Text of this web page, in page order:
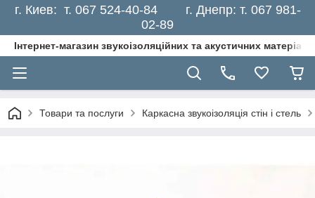
г. Киев: т. 067 524-40-84 г. Днепр: т. 067 981-
02-89
Інтернет-магазин звукоізоляційних та акустичних
Товари та послуги Каркасна звукоізоляція стін і стель